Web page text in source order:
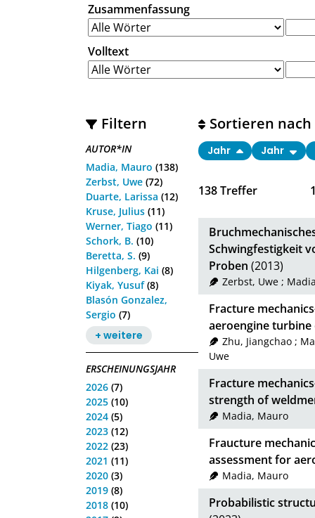
Zusammenfassung
Volltext
Filtern
AUTOR*IN
Madia, Mauro (138)
Zerbst, Uwe (72)
Duarte, Larissa (12)
Kruse, Julius (11)
Werner, Tiago (11)
Schork, B. (10)
Beretta, S. (9)
Hilgenberg, Kai (8)
Kiyak, Yusuf(8)
Blasón Gonzalez,
Sergio (7)
+ weitere
ERSCHEINUNGSJAHR
2026 (7)
2025 (10)
2024 (5)
2023 (12)
2022 (23)
2021 (11)
2020 (3)
2019 (8)
2018 (10)
138Treffer
Sortieren nach
Jahr Jahr
Schwingfestigkeit
Proben (2013)
Zerbst, Uwe;
Fracture
aeroengine
Zhu, Jiangchao;
Uwe
Fracture
strength of
Madia, Mauro
Fraucture
assessment for
Madia, Mauro
Probabilistic